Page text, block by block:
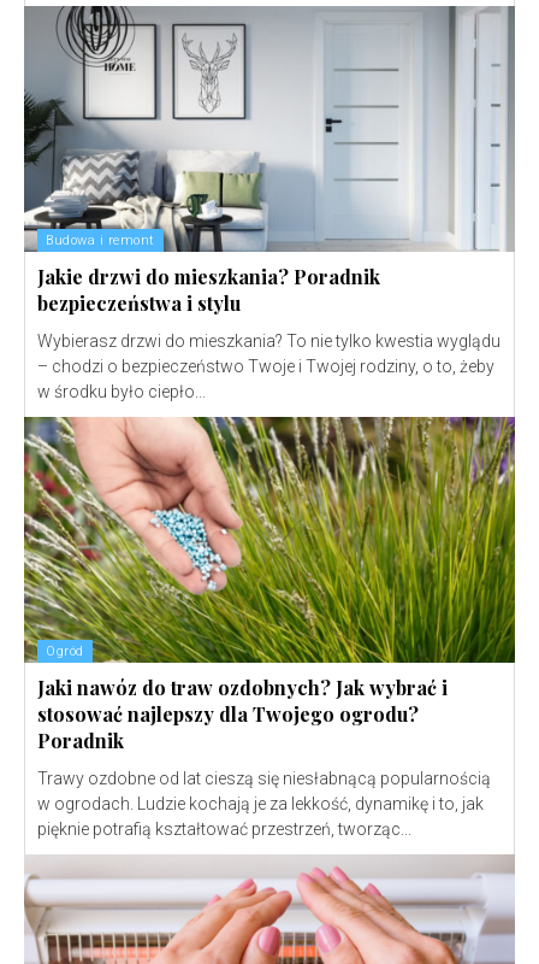
Budowa i remont
Jakie drzwi do mieszkania? Poradnik
bezpieczeństwa i stylu
Wybierasz drzwi do mieszkania? To nie tylko kwestia wyglądu
– chodzi o bezpieczeństwo Twoje i Twojej rodziny, o to, żeby
w środku było ciepło...
Ogród
Jaki nawóz do traw ozdobnych? Jak wybrać i
stosować najlepszy dla Twojego ogrodu?
Poradnik
Trawy ozdobne od lat cieszą się niesłabnącą popularnością
w ogrodach. Ludzie kochają je za lekkość, dynamikę i to, jak
pięknie potrafią kształtować przestrzeń, tworząc...